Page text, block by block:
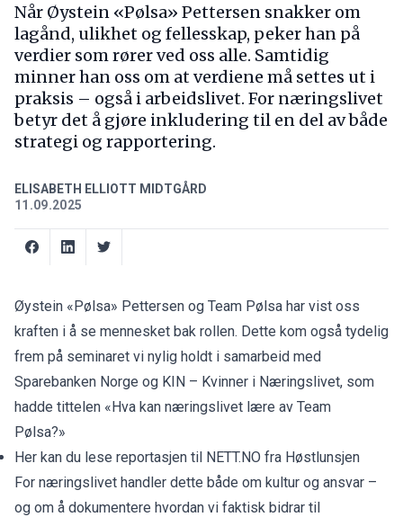
Når Øystein «Pølsa» Pettersen snakker om
lagånd, ulikhet og fellesskap, peker han på
verdier som rører ved oss alle. Samtidig
minner han oss om at verdiene må settes ut i
praksis – også i arbeidslivet. For næringslivet
betyr det å gjøre inkludering til en del av både
strategi og rapportering.
ELISABETH ELLIOTT MIDTGÅRD
11.09.2025
Øystein «Pølsa» Pettersen og Team Pølsa har vist oss
kraften i å se mennesket bak rollen. Dette kom også tydelig
frem på seminaret vi nylig holdt i samarbeid med
Sparebanken Norge og KIN – Kvinner i Næringslivet, som
hadde tittelen «Hva kan næringslivet lære av Team
Pølsa?»
Her kan du lese reportasjen til NETT.NO fra Høstlunsjen
For næringslivet handler dette både om kultur og ansvar –
og om å dokumentere hvordan vi faktisk bidrar til